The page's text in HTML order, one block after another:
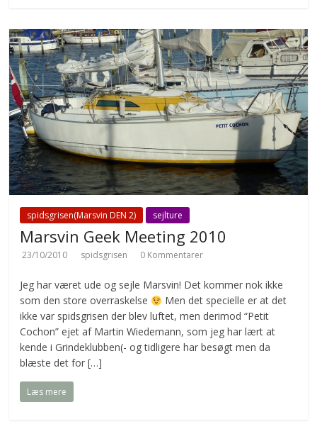
spidsgrisen(Marsvin DEN 2) sejlture
Marsvin Geek Meeting 2010
23/10/2010 spidsgrisen 0 Kommentarer
Jeg har været ude og sejle Marsvin! Det kommer nok ikke
som den store overraskelse
Men det specielle er at det
ikke var spidsgrisen der blev luftet, men derimod “Petit
Cochon” ejet af Martin Wiedemann, som jeg har lært at
kende i Grindeklubben(- og tidligere har besøgt men da
blæste det for […]
Læs mere